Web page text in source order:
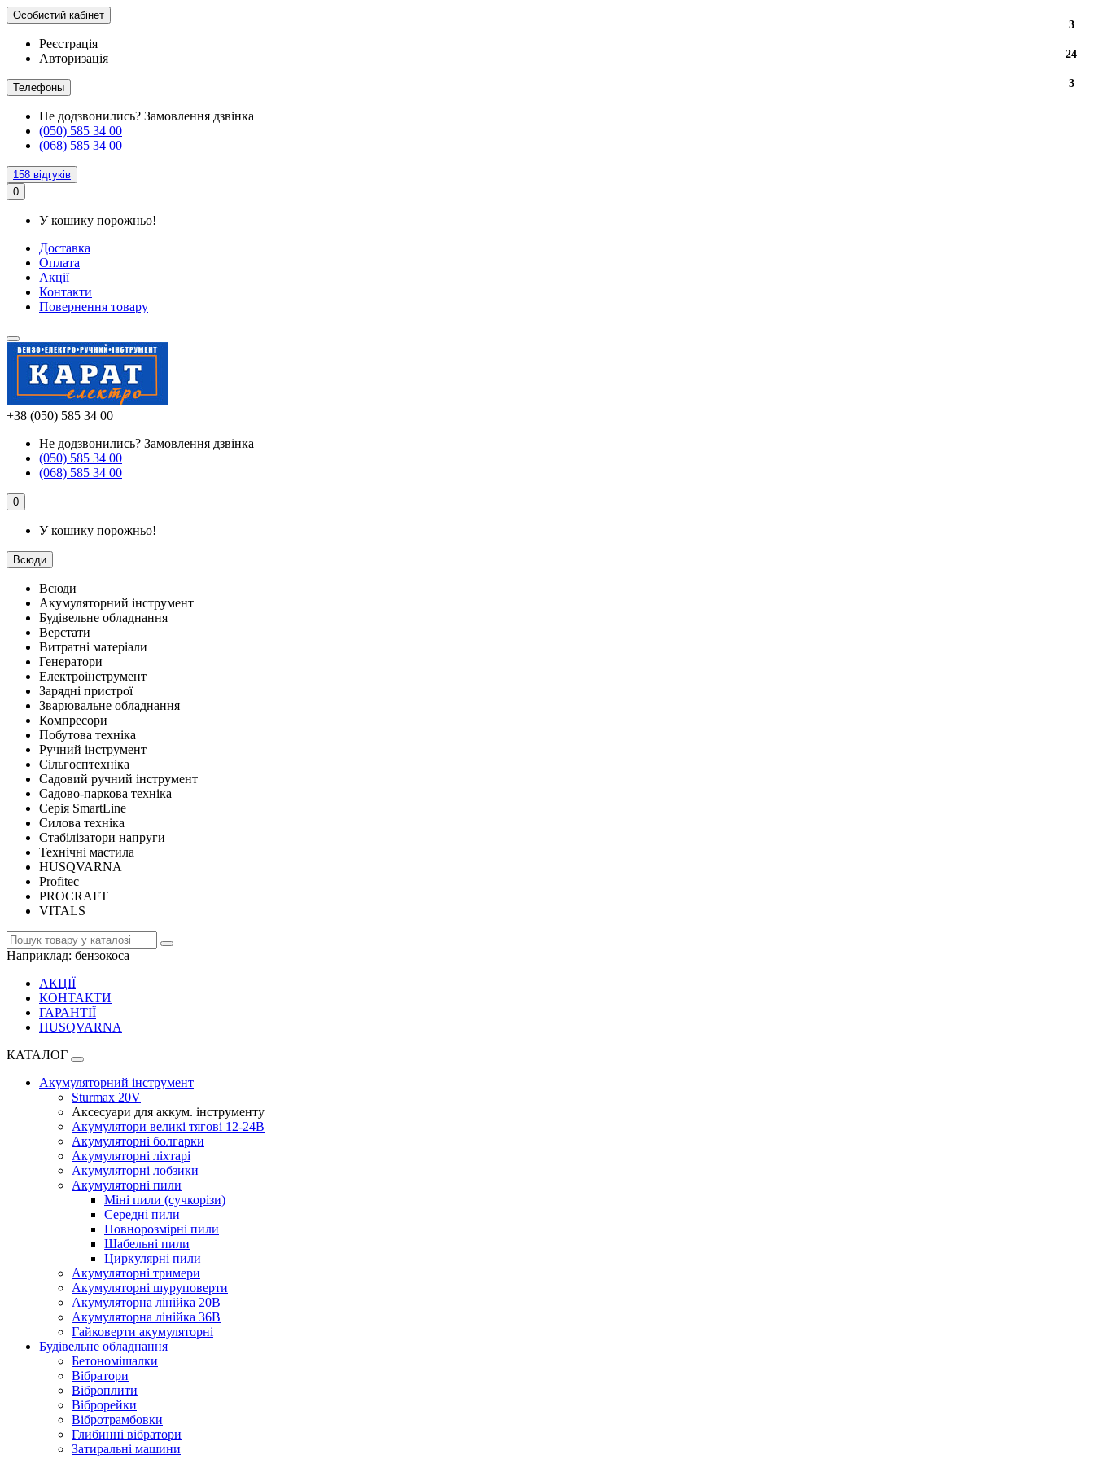
Особистий кабінет
Реєстрація
Авторизація
Телефоны
Не додзвонились? Замовлення дзвінка
(050) 585 34 00
(068) 585 34 00
158 відгуків
0
У кошику порожньо!
Доставка
Оплата
Акції
Контакти
Повернення товару
+38 (050) 585 34 00
Не додзвонились? Замовлення дзвінка
(050) 585 34 00
(068) 585 34 00
0
У кошику порожньо!
Всюди
Всюди
Акумуляторний інструмент
Будівельне обладнання
Верстати
Витратні матеріали
Генератори
Електроінструмент
Зарядні пристрої
Зварювальне обладнання
Компресори
Побутова техніка
Ручний інструмент
Сільгосптехніка
Садовий ручний інструмент
Садово-паркова техніка
Серія SmartLine
Силова техніка
Стабілізатори напруги
Технічні мастила
HUSQVARNA
Profitec
PROCRAFT
VITALS
Наприклад: бензокоса
АКЦІЇ
КОНТАКТИ
ГАРАНТІЇ
HUSQVARNA
КАТАЛОГ
Акумуляторний інструмент
Sturmax 20V
Аксесуари для аккум. інструменту
Акумулятори великі тягові 12-24В
Акумуляторні болгарки
Акумуляторні ліхтарі
Акумуляторні лобзики
Акумуляторні пили
Міні пили (сучкорізи)
Середні пили
Повнорозмірні пили
Шабельні пили
Циркулярні пили
Акумуляторні тримери
Акумуляторні шуруповерти
Акумуляторна лінійка 20В
Акумуляторна лінійка 36В
Гайковерти акумуляторні
Будівельне обладнання
Бетономішалки
Вібратори
Віброплити
Віброрейки
Вібротрамбовки
Глибинні вібратори
Затиральні машини
3
24
3